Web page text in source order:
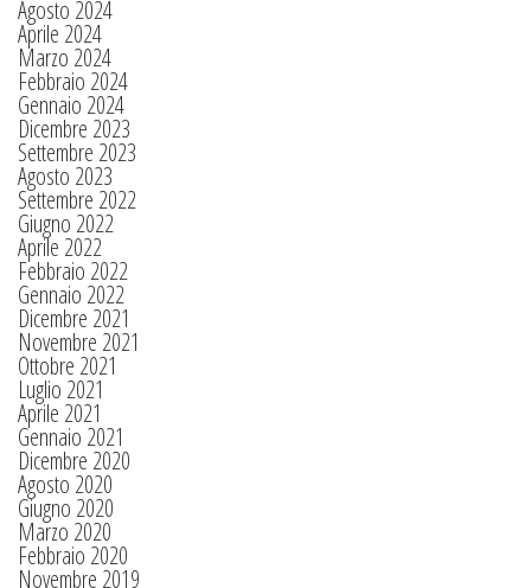
Agosto 2024
Aprile 2024
Marzo 2024
Febbraio 2024
Gennaio 2024
Dicembre 2023
Settembre 2023
Agosto 2023
Settembre 2022
Giugno 2022
Aprile 2022
Febbraio 2022
Gennaio 2022
Dicembre 2021
Novembre 2021
Ottobre 2021
Luglio 2021
Aprile 2021
Gennaio 2021
Dicembre 2020
Agosto 2020
Giugno 2020
Marzo 2020
Febbraio 2020
Novembre 2019